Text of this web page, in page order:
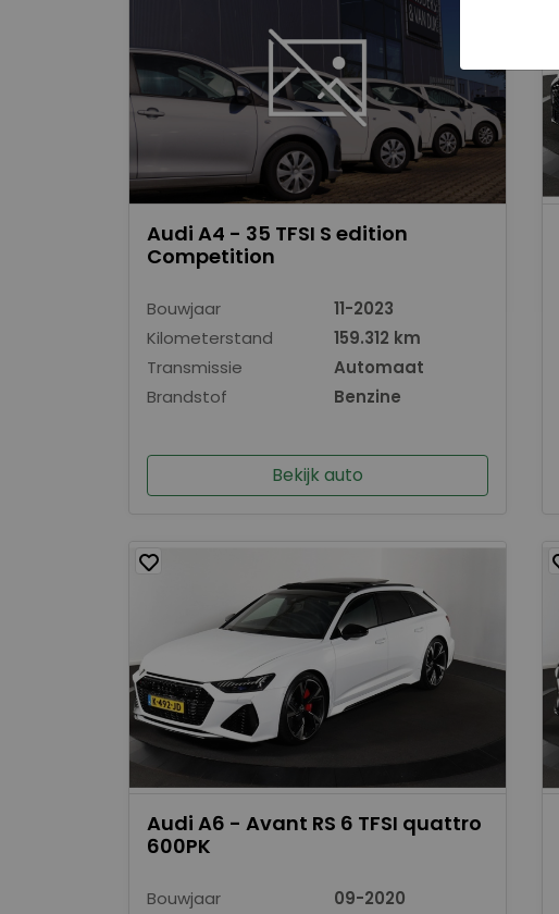
Audi A4 - 35 TFSI S edition
Competition
Bouwjaar
11-2023
Kilometerstand
159.312 km
Transmissie
Automaat
Brandstof
Benzine
Bekijk auto
Audi A6 - Avant RS 6 TFSI quattro
600PK
Bouwjaar
09-2020